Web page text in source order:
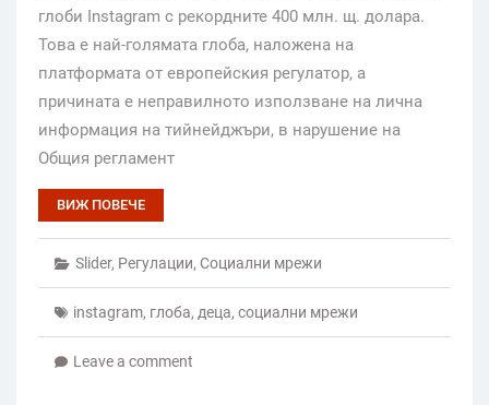
глоби Instagram с рекордните 400 млн. щ. долара.
Това е най-голямата глоба, наложена на
платформата от европейския регулатор, а
причината е неправилното използване на лична
информация на тийнейджъри, в нарушение на
Общия регламент
ВИЖ ПОВЕЧЕ
Slider, Регулации, Социални мрежи
instagram, глоба, деца, социални мрежи
Leave a comment